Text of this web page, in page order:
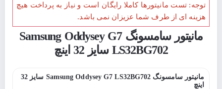
توجه: تست مانیتورها کاملا رایگان است و نیاز به پرداخت هیچ
هزینه ای از طرف شما عزیزان نمی باشد.
مانیتور سامسونگ Samsung Oddysey G7
LS32BG702 سایز 32 اینچ
مانیتور سامسونگ Samsung Oddysey G7 LS32BG702 سایز 32
اینچ